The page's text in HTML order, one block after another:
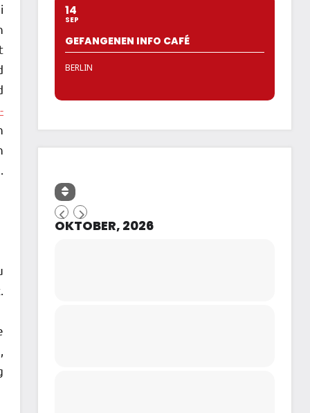
14
SEP
GEFANGENEN INFO CAFÉ
BERLIN
OKTOBER, 2026